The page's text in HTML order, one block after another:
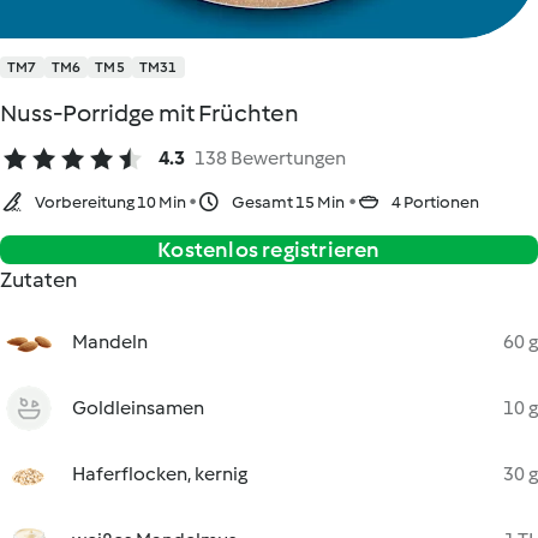
TM7 TM6 TM5 TM31
Nuss-Porridge mit Früchten
4.3 138 Bewertungen
Vorbereitung 10 Min Gesamt 15 Min 4 Portionen
Kostenlos registrieren
Zutaten
Mandeln 60 g
Goldleinsamen 10 g
Haferflocken, kernig 30 g